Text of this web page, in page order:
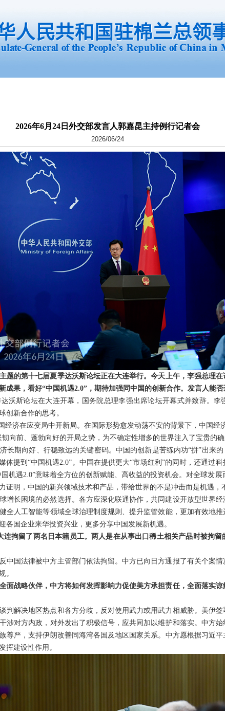
2026年6月24日外交部发言人郭嘉昆主持例行记者会
2026/06/24
题的第十七届夏季达沃斯论坛正在大连举行。今天上午，李强总理
成果，看好“中国机遇2.0”，期待加强同中国的创新合作。发言人能
沃斯论坛在大连开幕，国务院总理李强出席论坛开幕式并致辞。李
创新合作的思考。
经济在应变局中开新局。在国际形势愈发动荡不安的背景下，中国经
向前、蓬勃向好的开局之势，为不确定性增多的世界注入了宝贵的确
长期向好、行稳致远的关键密码。中国的创新是苦练内功“拼”出来
体提到“中国机遇2.0”。中国在提供更大“市场红利”的同时，还通过
机遇2.0”意味着全方位的创新赋能、高收益的投资机会。对全球发
证明，中国的新兴领域技术和产品，带给世界的不是冲击而是机遇，
增长困境的必然选择。各方应深化联通协作，共同建设开放型世界
全人工智能等领域全球治理制度规则、提升监管效能，更加有效地
各国企业来华投资兴业，更多分享中国发展新机遇。
连拘留了两名日本籍员工。两人是在从事出口稀土相关产品时被拘
中国法律被中方主管部门依法拘留。中方已向日方通报了有关个案
。
面战略伙伴，中方将如何发挥影响力促使美方承担责任，全面落实
判解决地区热点和各方分歧，反对使用武力或用武力相威胁。美伊
涉对方内政，对外发出了积极信号，应共同加以维护和落实。中方
尊严，支持伊朗改善同海湾各国及地区国家关系。中方愿根据习近
挥建设性作用。